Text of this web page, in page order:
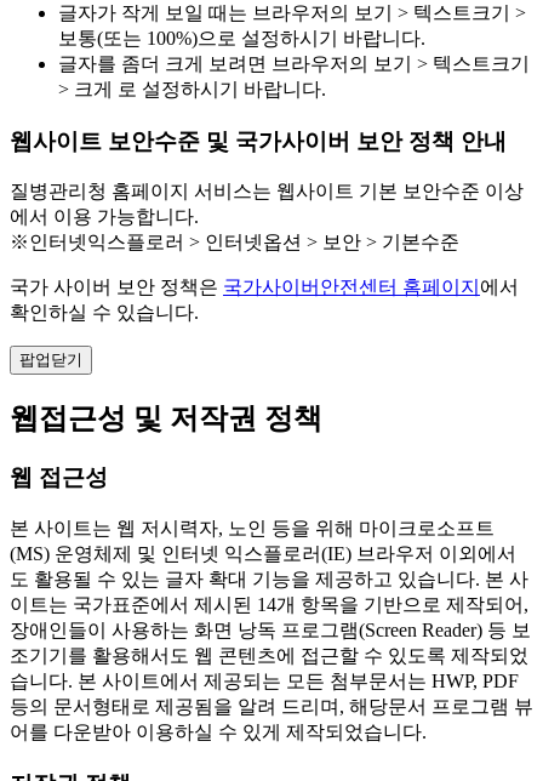
글자가 작게 보일 때는 브라우저의 보기 > 텍스트크기 >
보통(또는 100%)으로 설정하시기 바랍니다.
글자를 좀더 크게 보려면 브라우저의 보기 > 텍스트크기
> 크게 로 설정하시기 바랍니다.
웹사이트 보안수준 및 국가사이버 보안 정책 안내
질병관리청 홈페이지 서비스는 웹사이트 기본 보안수준 이상
에서 이용 가능합니다.
※인터넷익스플로러 > 인터넷옵션 > 보안 > 기본수준
국가 사이버 보안 정책은 국가사이버안전센터 홈페이지 에서
확인하실 수 있습니다.
팝업닫기
웹접근성 및 저작권 정책
웹 접근성
본 사이트는 웹 저시력자, 노인 등을 위해 마이크로소프트
(MS) 운영체제 및 인터넷 익스플로러(IE) 브라우저 이외에서
도 활용될 수 있는 글자 확대 기능을 제공하고 있습니다. 본 사
이트는 국가표준에서 제시된 14개 항목을 기반으로 제작되어,
장애인들이 사용하는 화면 낭독 프로그램(Screen Reader) 등 보
조기기를 활용해서도 웹 콘텐츠에 접근할 수 있도록 제작되었
습니다. 본 사이트에서 제공되는 모든 첨부문서는 HWP, PDF
등의 문서형태로 제공됨을 알려 드리며, 해당문서 프로그램 뷰
어를 다운받아 이용하실 수 있게 제작되었습니다.